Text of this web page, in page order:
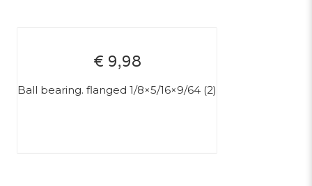
€ 9,98
Ball bearing. flanged 1/8×5/16×9/64 (2)